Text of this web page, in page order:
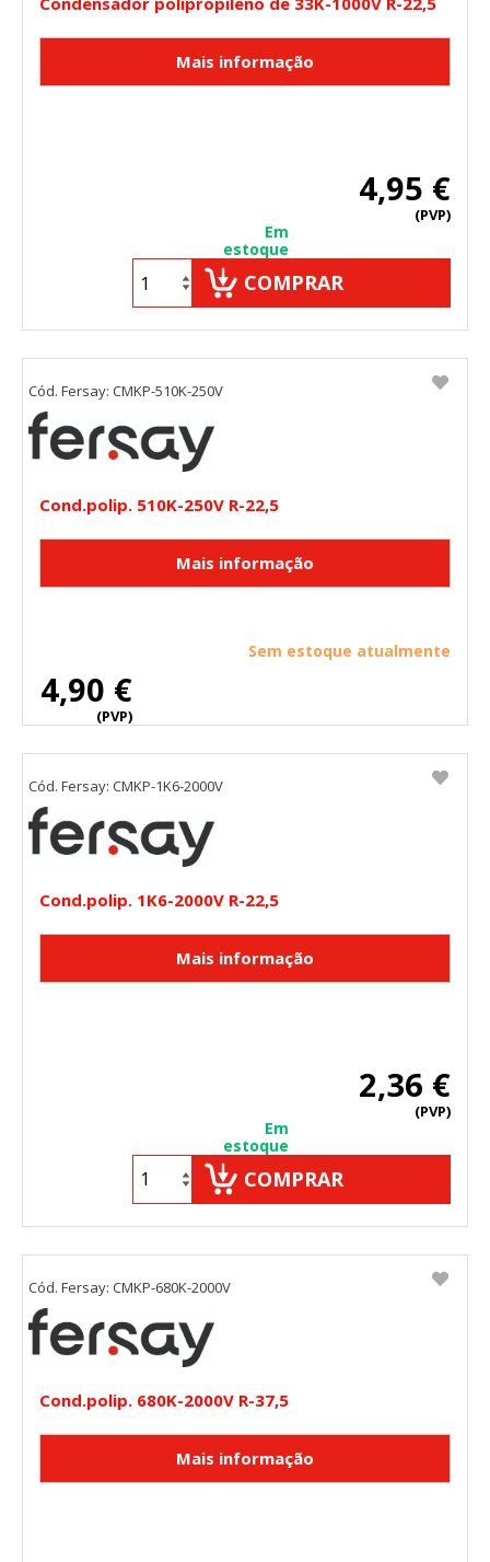
4,95 €
(PVP)
Em
estoque
COMPRAR
Cond.polip. 510K-250V R-22,5
4,90 €
(PVP)
Sem estoque atualmente
Cód. Fersay: CMKP-510K-250V
Cond.polip. 1K6-2000V R-22,5
2,36 €
(PVP)
Em
estoque
COMPRAR
Cód. Fersay: CMKP-1K6-2000V
Cond.polip. 680K-2000V R-37,5
Cód. Fersay: CMKP-680K-2000V